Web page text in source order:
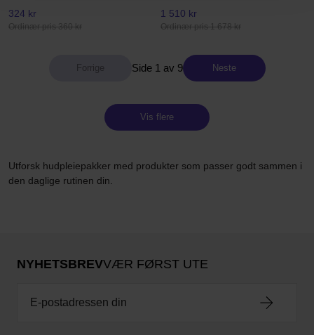
324 kr
Ordinær pris 360 kr
1 510 kr
Ordinær pris 1 678 kr
Side 1 av 9 Neste
Vis flere
Utforsk hudpleiepakker med produkter som passer godt sammen i
den daglige rutinen din.
NYHETSBREVVÆR FØRST UTE